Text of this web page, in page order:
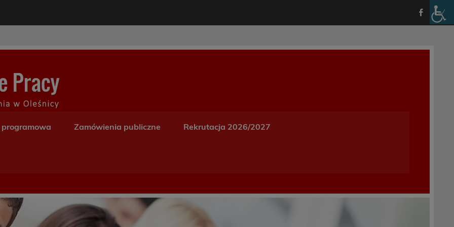
Zamówienia publiczne Rekrutacja 2026/2027